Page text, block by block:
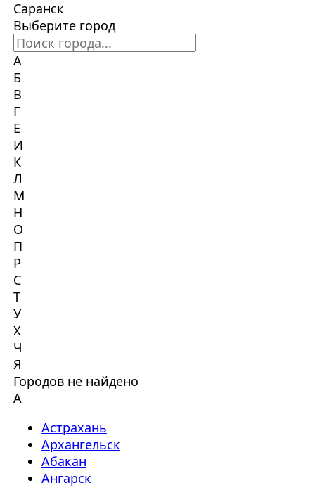
Саранск
Выберите город
А
Б
В
Г
Е
И
К
Л
М
Н
О
П
Р
С
Т
У
Х
Ч
Я
Городов не найдено
А
Астрахань
Архангельск
Абакан
Ангарск